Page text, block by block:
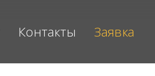
Контакты Заявка